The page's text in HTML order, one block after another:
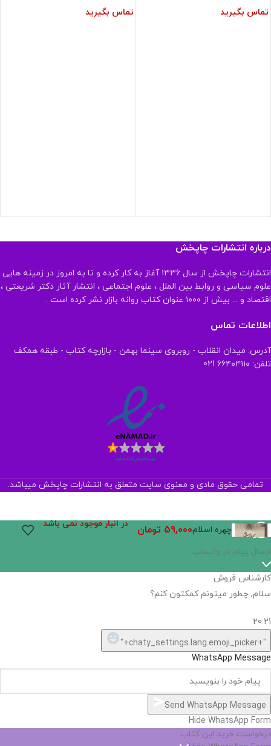
تماس بگیرید تماس بگیرید
درباره انتشارات چاپخش
انتشارات چاپخش از سال ۱۳۳۶ آغاز به کار کرده و تا به امروز در زمینه هایی
علوم سیاسی و روابط بین الملل ، علوم اجتماعی ، انتشار آثار دکتر شریعتی ،
اقتصاد و ... بیش از ۱۰۰۰ عنوان کتاب روانه بازار نشر کرده است .
اطلاعات تماس
آدرس: میدان انقلاب - روبروی سینما بهمن - بازارچه کتاب - طبقه همکف
تلفن: ۶۶۴۰۴۱۱۰ 021
تمامی حقوق مادی و معنوی سایت متعلق به انتشارات چاپخش میباشد.
چهره اسلام59,000 تومان در انبار موجود نمی باشد
ارسال پیام در واتساپ
کارشناس فروش
سلام, چطور میتونم کمکتون کنم؟
20:21
"+chaty_settings.lang.emoji_picker+"
WhatsApp Message
Send WhatsApp Message
Hide WhatsApp Form
درخواست خرید این کتاب